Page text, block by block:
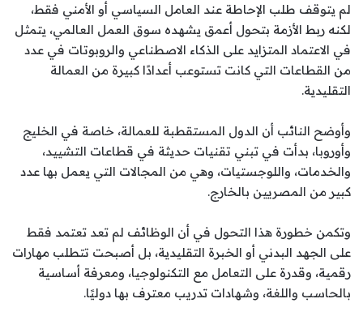
لم يتوقف طلب الإحاطة عند العامل السياسي أو الأمني فقط،
لكنه ربط الأزمة بتحول أعمق يشهده سوق العمل العالمي، يتمثل
في الاعتماد المتزايد على الذكاء الاصطناعي والروبوتات في عدد
من القطاعات التي كانت تستوعب أعدادًا كبيرة من العمالة
التقليدية.
وأوضح النائب أن الدول المستقطبة للعمالة، خاصة في الخليج
وأوروبا، بدأت في تبني تقنيات حديثة في قطاعات التشييد،
والخدمات، واللوجستيات، وهي من المجالات التي يعمل بها عدد
كبير من المصريين بالخارج.
وتكمن خطورة هذا التحول في أن الوظائف لم تعد تعتمد فقط
على الجهد البدني أو الخبرة التقليدية، بل أصبحت تتطلب مهارات
رقمية، وقدرة على التعامل مع التكنولوجيا، ومعرفة أساسية
بالحاسب واللغة، وشهادات تدريب معترف بها دوليًا.